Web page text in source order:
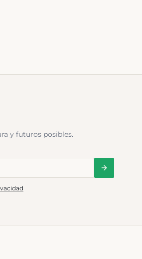
y futuros posibles.